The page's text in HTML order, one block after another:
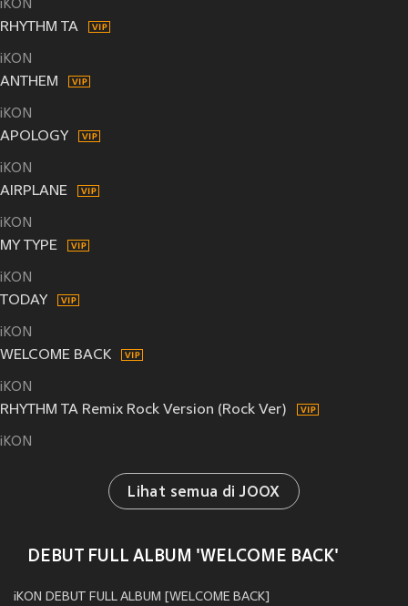
iKON
RHYTHM TA
iKON
ANTHEM
iKON
APOLOGY
iKON
AIRPLANE
iKON
MY TYPE
iKON
TODAY
iKON
WELCOME BACK
iKON
RHYTHM TA Remix Rock Version (Rock Ver)
iKON
Lihat semua di JOOX
DEBUT FULL ALBUM 'WELCOME BACK'
iKON DEBUT FULL ALBUM [WELCOME BACK]